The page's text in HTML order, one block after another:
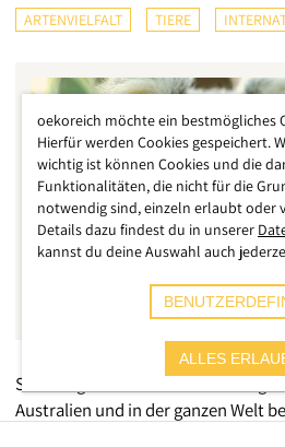
ARTENVIELFALT TIERE
Sie sind gemeinsam mit den
Australien und in der ganzen Welt
Eukalyptus-Liebhaber sind in
oekoreich möchte ein bestmögliches
Hierfür werden Cookies gespeichert.
wichtig ist können Cookies und die
Funktionalitäten, die nicht für die
notwendig sind, einzeln erlaubt oder
Details dazu findest du in unserer
kannst du deine Auswahl auch
ALLES